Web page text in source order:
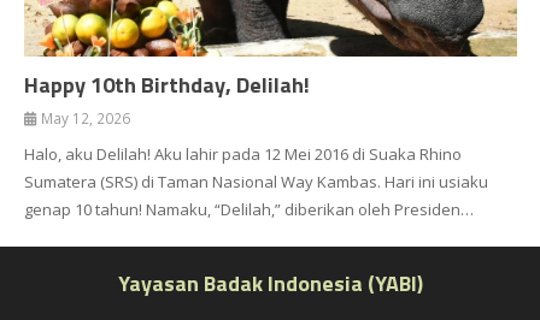
Happy 10th Birthday, Delilah!
May 12, 2026
Halo, aku Delilah! Aku lahir pada 12 Mei 2016 di Suaka Rhino
Sumatera (SRS) di Taman Nasional Way Kambas. Hari ini usiaku
genap 10 tahun! Namaku, “Delilah,” diberikan oleh Presiden…
Yayasan Badak Indonesia (YABI)